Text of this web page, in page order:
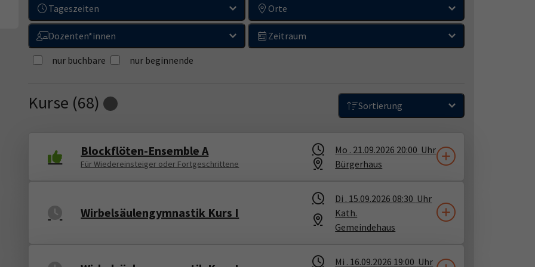
Tageszeiten Orte
Dozenten*innen Zeitraum
nur buchbare nur beginnende
Kurse (68)Loading... Sortierung
Blockflöten-Ensemble A
Für Wiedereinsteiger oder Fortgeschrittene
Mo . 21.09.2026 20:00 Uhr
Bürgerhaus
Wirbelsäulengymnastik Kurs I
Di . 15.09.2026 08:30 Uhr
Kath.
Gemeindehaus
Mi . 16.09.2026 19:00 Uhr